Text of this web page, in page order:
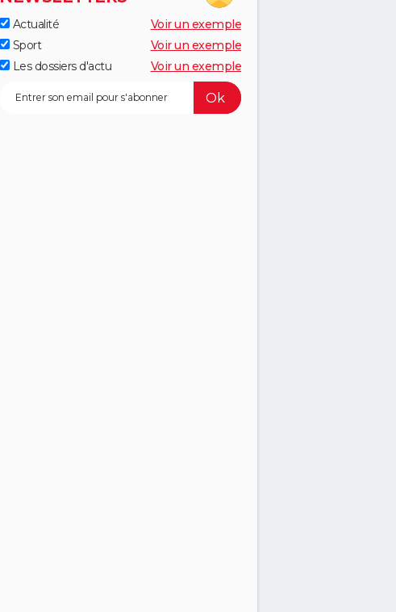
Actualité
Voir un exemple
Sport
Voir un exemple
Les dossiers d'actu
Voir un exemple